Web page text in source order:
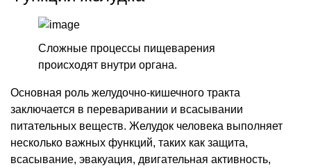
Сложные процессы пищеварения
происходят внутри органа.
Основная роль желудочно-кишечного тракта
заключается в переваривании и всасывании
питательных веществ. Желудок человека выполняет
несколько важных функций, таких как защита,
всасывание, эвакуация, двигательная активность,